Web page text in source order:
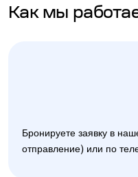
Как мы
Бронируете заявку в
отправление) или по